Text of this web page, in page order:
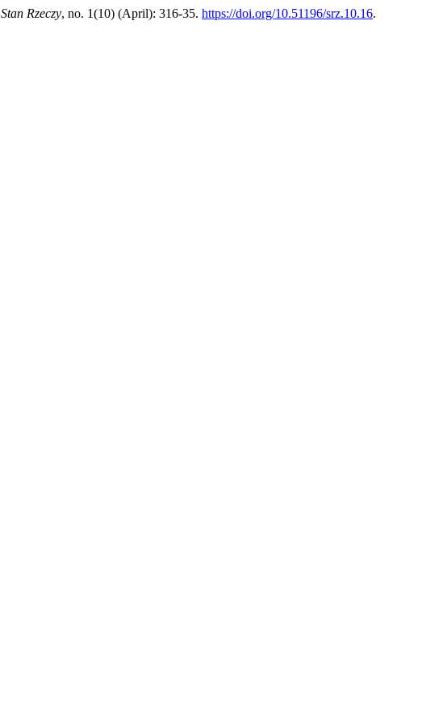
Stan Rzeczy, no. 1(10) (April): 316-35. https://doi.org/10.51196/srz.10.16.